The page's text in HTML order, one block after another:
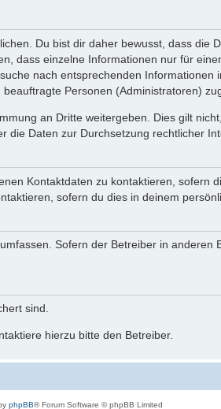
Du bist dir daher bewusst, dass die
dass einzelne Informationen nur für
nach entsprechenden
Personen (Administratoren)
an Dritte weitergeben. Dies gilt
Daten zur Durchsetzung rechtlicher
Kontaktdaten zu kontaktieren, sofern
sofern du dies in deinem
Sofern der Betreiber in
sind.
hierzu bitte den Betreiber.
phpBB® Forum Software © phpBB Limited